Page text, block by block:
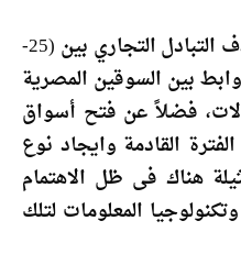
وأوضح عمر أن الرحلة تستهدف التبادل التجاري بين (25-
بين السوقين المصرية
فضلاً عن فتح أسواق
القادمة وايجاد نوع
هناك فى ظل الاهتمام
المعلومات لتلك